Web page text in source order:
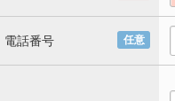
任意
電話番号